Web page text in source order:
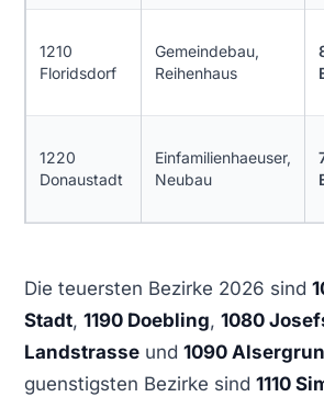
1210
Floridsdorf
Gemeindebau,
Reihenhaus
1220
Donaustadt
Einfamilienhaeuser,
Neubau
Die teuersten Bezirke 2026 sind
Stadt, 1190 Doebling, 1080
Landstrasse und 1090
guenstigsten Bezirke sind 1110